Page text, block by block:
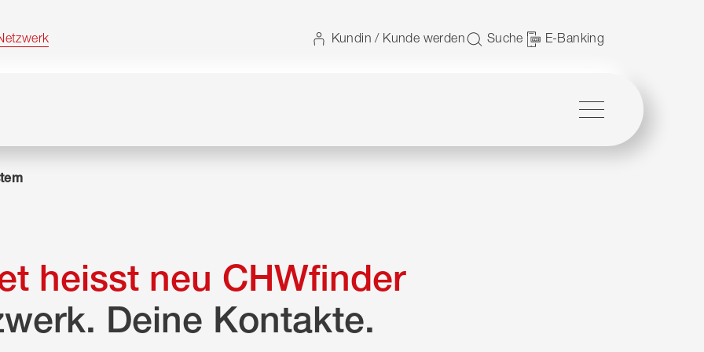
Kundin / Kunde werden Suche E-Banking
heisst neu CHWfinder
Deine Kontakte.